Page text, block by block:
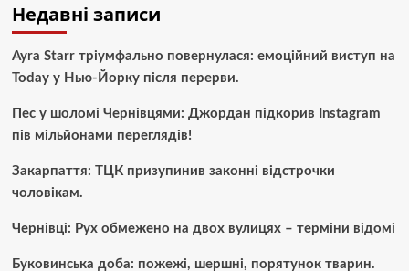
Недавні записи
Ayra Starr тріумфально повернулася: емоційний виступ на
Today у Нью-Йорку після перерви.
Пес у шоломі Чернівцями: Джордан підкорив Instagram
пів мільйонами переглядів!
Закарпаття: ТЦК призупинив законні відстрочки
чоловікам.
Чернівці: Рух обмежено на двох вулицях – терміни відомі
Буковинська доба: пожежі, шершні, порятунок тварин.